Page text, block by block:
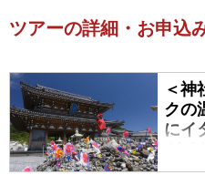
ツアーの詳細・お申込
＜神
クの
にイ
ガ
間』